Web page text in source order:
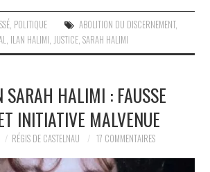
, POLITIQUE ABOLITION DU DISCERNEMENT,
, ILAN HALIMI, JUSTICE,SARAH HALIMI
SARAH HALIMI : FAUSSE
INITIATIVE MALVENUE
RÉGIS DE CASTELNAU 17 COMMENTAIRES